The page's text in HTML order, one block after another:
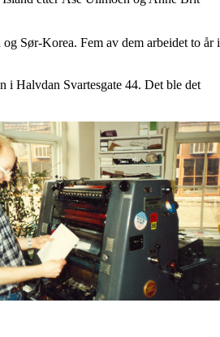
Sør-Korea. Fem av dem arbeidet to år i
i Halvdan Svartesgate 44. Det ble det